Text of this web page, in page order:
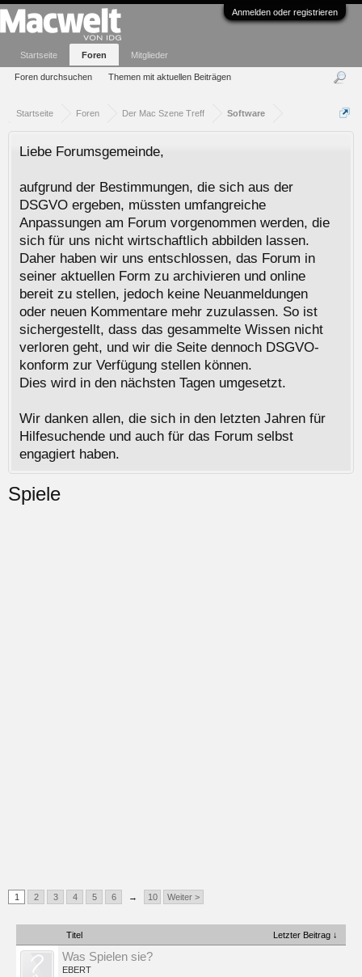
Anmelden oder registrieren
Startseite Foren Der Mac Szene Treff Software
Liebe Forumsgemeinde,
aufgrund der Bestimmungen, die sich aus der
DSGVO ergeben, müssten umfangreiche
Anpassungen am Forum vorgenommen werden, die
sich für uns nicht wirtschaftlich abbilden lassen.
Daher haben wir uns entschlossen, das Forum in
seiner aktuellen Form zu archivieren und online
bereit zu stellen, jedoch keine Neuanmeldungen
oder neuen Kommentare mehr zuzulassen. So ist
sichergestellt, dass das gesammelte Wissen nicht
verloren geht, und wir die Seite dennoch DSGVO-
konform zur Verfügung stellen können.
Dies wird in den nächsten Tagen umgesetzt.
Wir danken allen, die sich in den letzten Jahren für
Hilfesuchende und auch für das Forum selbst
engagiert haben.
Spiele
1 2 3 4 5 6 → 10 Weiter >
Titel Letzter Beitrag ↓
Was Spielen sie?
EBERT
Startseite Foren
Foren durchsuchen Themen mit aktuellen Beiträgen
Mitglieder